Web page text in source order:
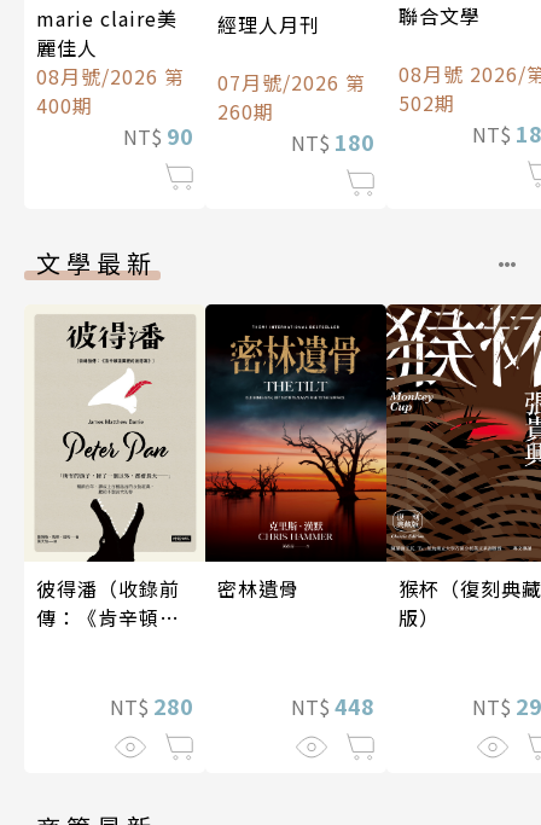
marie claire美
麗佳人
08月號/2026 第
400期
NT$ 90
經理人月刊
07月號/2026 第
260期
NT$ 180
聯合文學
08月號 2026/
502期
NT$
文學最新
彼得潘（收錄前
傳：《肯辛頓花
NT$ 280
密林遺骨
NT$ 448
猴杯（復刻典藏
版）
NT$